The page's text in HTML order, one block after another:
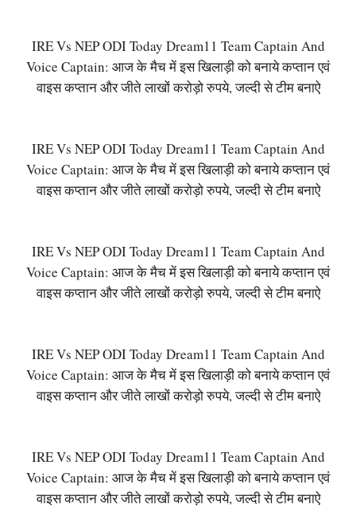
IRE Vs NEP ODI Today Dream11 Team Captain And
Voice Captain: आज के मैच में इस खिलाड़ी को बनाये कप्तान एवं
वाइस कप्तान और जीते लाखों करोड़ो रुपये, जल्दी से टीम बनाऐ
IRE Vs NEP ODI Today Dream11 Team Captain And
Voice Captain: आज के मैच में इस खिलाड़ी को बनाये कप्तान एवं
वाइस कप्तान और जीते लाखों करोड़ो रुपये, जल्दी से टीम बनाऐ
IRE Vs NEP ODI Today Dream11 Team Captain And
Voice Captain: आज के मैच में इस खिलाड़ी को बनाये कप्तान एवं
वाइस कप्तान और जीते लाखों करोड़ो रुपये, जल्दी से टीम बनाऐ
IRE Vs NEP ODI Today Dream11 Team Captain And
Voice Captain: आज के मैच में इस खिलाड़ी को बनाये कप्तान एवं
वाइस कप्तान और जीते लाखों करोड़ो रुपये, जल्दी से टीम बनाऐ
IRE Vs NEP ODI Today Dream11 Team Captain And
Voice Captain: आज के मैच में इस खिलाड़ी को बनाये कप्तान एवं
वाइस कप्तान और जीते लाखों करोड़ो रुपये, जल्दी से टीम बनाऐ